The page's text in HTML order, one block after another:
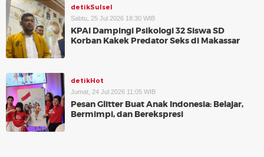
detikSulsel
Sabtu, 25 Jul 2026 18:30 WIB
KPAI Dampingi Psikologi 32 Siswa SD
Korban Kakek Predator Seks di Makassar
detikHot
Jumat, 24 Jul 2026 11:05 WIB
Pesan Glitter Buat Anak Indonesia: Belajar,
Bermimpi, dan Berekspresi